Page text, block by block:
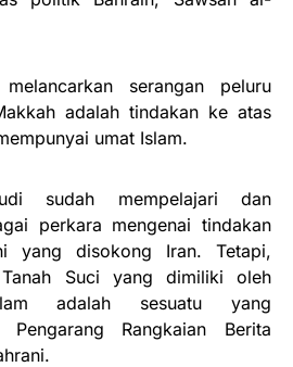
serangan peluru
adalah tindakan ke atas
umat Islam.
sudah mempelajari dan
perkara mengenai tindakan
yang disokong Iran. Tetapi,
Suci yang dimiliki oleh
adalah sesuatu yang
Pengarang Rangkaian Berita